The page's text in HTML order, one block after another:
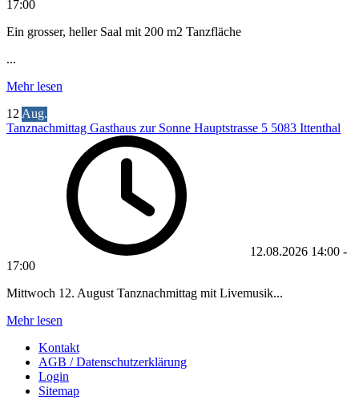
17:00
Ein grosser, heller Saal mit 200 m2 Tanzfläche
...
Mehr lesen
12 Aug.
Tanznachmittag Gasthaus zur Sonne Hauptstrasse 5 5083 Ittenthal
12.08.2026 14:00 -
17:00
Mittwoch 12. August Tanznachmittag mit Livemusik...
Mehr lesen
Kontakt
AGB / Datenschutzerklärung
Login
Sitemap